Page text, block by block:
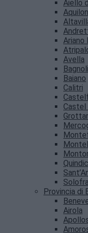
Aiello
Ariano
Avella
Baiano
Calitri
Castel
Solofra
Provincia di
Airola